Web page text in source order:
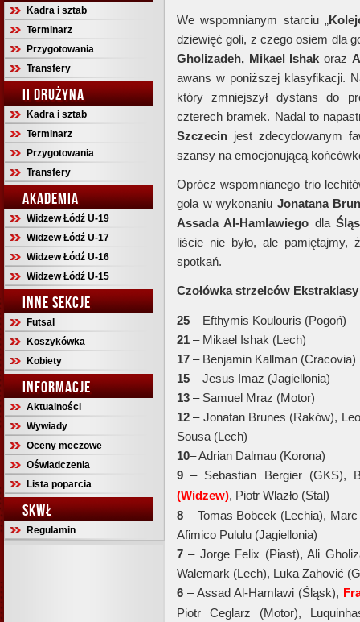
Kadra i sztab
Terminarz
Przygotowania
Transfery
II DRUŻYNA
Kadra i sztab
Terminarz
Przygotowania
Transfery
AKADEMIA
Widzew Łódź U-19
Widzew Łódź U-17
Widzew Łódź U-16
Widzew Łódź U-15
INNE SEKCJE
Futsal
Koszykówka
Kobiety
INFORMACJE
Aktualności
Wywiady
Oceny meczowe
Oświadczenia
Lista poparcia
SKWŁ
Regulamin
We wspomnianym starciu „
dziewięć goli, z czego osiem dla
Gholizadeh, Mikael Ishak oraz
awans w poniższej klasyfikacji.
który zmniejszył dystans do
czterech bramek. Nadal to
Szczecin jest zdecydowanym
szansy na emocjonującą
Oprócz wspomnianego trio
gola w wykonaniu Jonatana
Assada Al-Hamlawiego dla
liście nie było, ale pamiętajmy,
spotkań.
Czołówka strzelców
25 – Efthymis Koulouris (Pogoń)
21 – Mikael Ishak (Lech)
17 – Benjamin Kallman (Cracovia)
15 – Jesus Imaz (Jagiellonia)
13 – Samuel Mraz (Motor)
12– Jonatan Brunes (Raków),
Sousa (Lech)
10– Adrian Dalmau (Korona)
9 – Sebastian Bergier (GKS),
(Widzew), Piotr Wlazło (Stal)
8 – Tomas Bobcek (Lechia),
Afimico Pululu (Jagiellonia)
7 – Jorge Felix (Piast), Ali
Walemark (Lech), Luka Zahović
6 – Assad Al-Hamlawi (Śląsk),
Piotr Ceglarz (Motor),